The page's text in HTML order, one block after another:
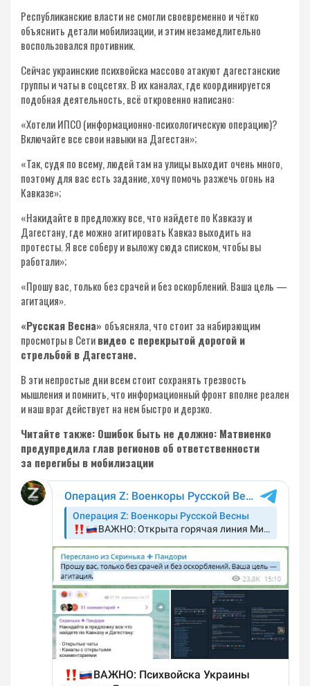
Республиканские власти не смогли своевременно и чётко
объяснить детали мобилизации, и этим незамедлительно
воспользовался противник.
Сейчас украинские психвойска массово атакуют дагестанские
группы и чаты в соцсетях. В их каналах, где координируется
подобная деятельность, всё откровенно написано:
«Хотели ИПСО (информационно-психологическую операцию)?
Включайте все свои навыки на Дагестан»;
«Так, судя по всему, людей там на улицы выходит очень много,
поэтому для вас есть задание, хочу помочь разжечь огонь на
Кавказе»;
«Накидайте в предложку все, что найдете по Кавказу и
Дагестану, где можно агитировать Кавказ выходить на
протесты. Я все соберу и выложу сюда списком, чтобы вы
работали»;
«Прошу вас, только без срачей и без оскорблений. Ваша цель —
агитация».
«Русская Весна» объясняла, что стоит за набирающим
просмотры в Сетивидео с перекрытой дорогой и
стрельбой в Дагестане.
В эти непростые дни всем стоит сохранять трезвость
мышления и помнить, что информационный фронт вполне реален
и наш враг действует на нем быстро и дерзко.
Читайте также: Ошибок быть не должно: Матвиенко
предупредила глав регионов об ответственности
за перегибы в мобилизации